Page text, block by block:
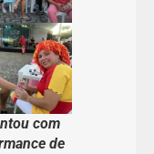
com
de